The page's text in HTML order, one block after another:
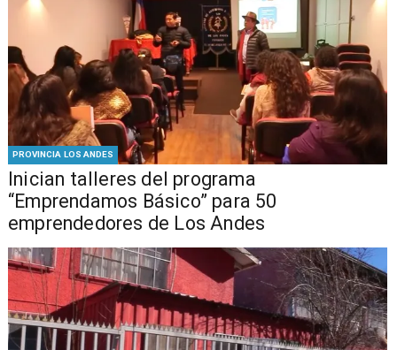
PROVINCIA LOS ANDES
Inician talleres del programa
“Emprendamos Básico” para 50
emprendedores de Los Andes